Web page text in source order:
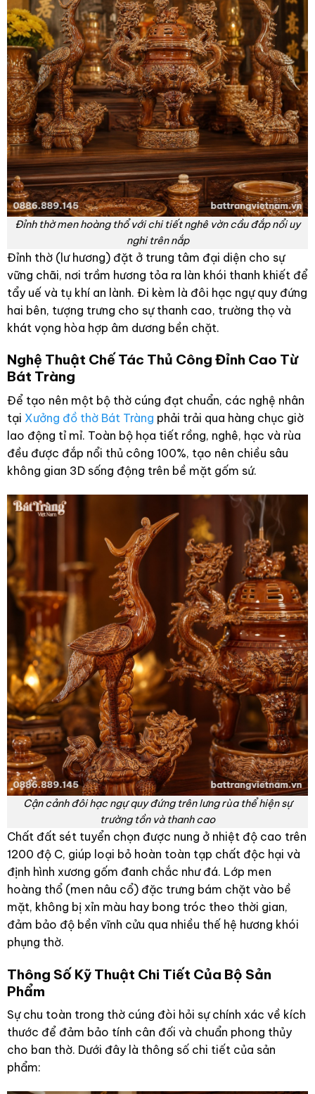
Đỉnh thờ men hoàng thổ với chi tiết nghê vờn cầu đắp nổi uy
nghi trên nắp
Đỉnh thờ (lư hương) đặt ở trung tâm đại diện cho sự
vững chãi, nơi trầm hương tỏa ra làn khói thanh khiết để
tẩy uế và tụ khí an lành. Đi kèm là đôi hạc ngự quy đứng
hai bên, tượng trưng cho sự thanh cao, trường thọ và
khát vọng hòa hợp âm dương bền chặt.
Nghệ Thuật Chế Tác Thủ Công Đỉnh Cao Từ
Bát Tràng
Để tạo nên một bộ thờ cúng đạt chuẩn, các nghệ nhân
tại Xưởng đồ thờ Bát Tràng phải trải qua hàng chục giờ
lao động tỉ mỉ. Toàn bộ họa tiết rồng, nghê, hạc và rùa
đều được đắp nổi thủ công 100%, tạo nên chiều sâu
không gian 3D sống động trên bề mặt gốm sứ.
Cận cảnh đôi hạc ngự quy đứng trên lưng rùa thể hiện sự
trường tồn và thanh cao
Chất đất sét tuyển chọn được nung ở nhiệt độ cao trên
1200 độ C, giúp loại bỏ hoàn toàn tạp chất độc hại và
định hình xương gốm đanh chắc như đá. Lớp men
hoàng thổ (men nâu cổ) đặc trưng bám chặt vào bề
mặt, không bị xỉn màu hay bong tróc theo thời gian,
đảm bảo độ bền vĩnh cửu qua nhiều thế hệ hương khói
phụng thờ.
Thông Số Kỹ Thuật Chi Tiết Của Bộ Sản
Phẩm
Sự chu toàn trong thờ cúng đòi hỏi sự chính xác về kích
thước để đảm bảo tính cân đối và chuẩn phong thủy
cho ban thờ. Dưới đây là thông số chi tiết của sản
phẩm: